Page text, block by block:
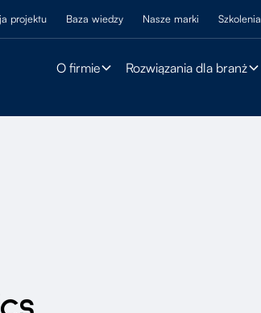
projektu Baza wiedzy Nasze marki Szkolenia
O firmie Rozwiązania dla branż